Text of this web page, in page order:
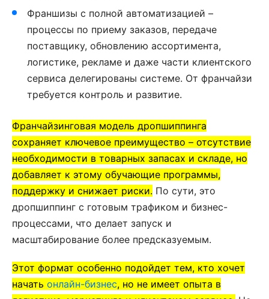
Франшизы с полной автоматизацией –
процессы по приему заказов, передаче
поставщику, обновлению ассортимента,
логистике, рекламе и даже части клиентского
сервиса делегированы системе. От франчайзи
требуется контроль и развитие.
Франчайзинговая модель дропшиппинга
сохраняет ключевое преимущество – отсутствие
необходимости в товарных запасах и складе, но
добавляет к этому обучающие программы,
поддержку и снижает риски. По сути, это
дропшиппинг с готовым трафиком и бизнес-
процессами, что делает запуск и
масштабирование более предсказуемым.
Этот формат особенно подойдет тем, кто хочет
начать онлайн-бизнес, но не имеет опыта в